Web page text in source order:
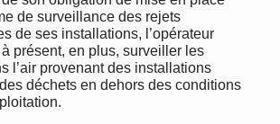
de surveillance des rejets
de ses installations, l’opérateur
présent, en plus, surveiller les
l’air provenant des installations
déchets en dehors des conditions